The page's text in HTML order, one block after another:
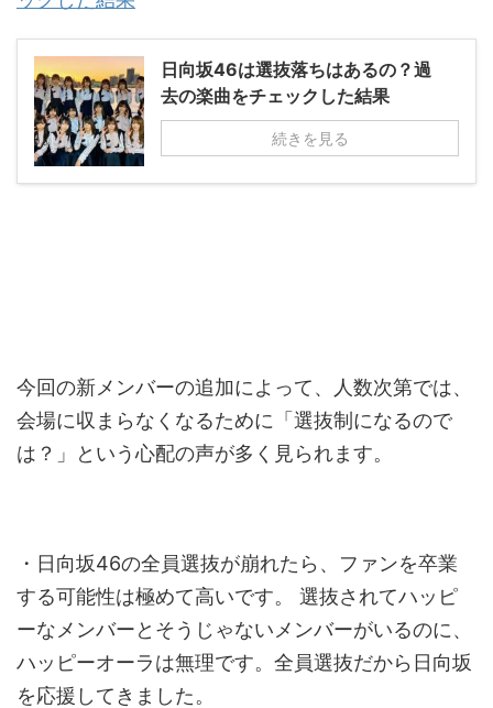
日向坂46は選抜落ちはあるの？過
去の楽曲をチェックした結果
続きを見る
今回の新メンバーの追加によって、人数次第では、
会場に収まらなくなるために「選抜制になるので
は？」という心配の声が多く見られます。
・日向坂46の全員選抜が崩れたら、ファンを卒業
する可能性は極めて高いです。 選抜されてハッピ
ーなメンバーとそうじゃないメンバーがいるのに、
ハッピーオーラは無理です。全員選抜だから日向坂
を応援してきました。